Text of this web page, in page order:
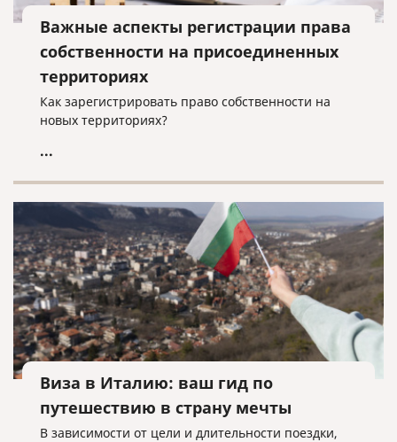
Важные аспекты регистрации права
собственности на присоединенных
территориях
Как зарегистрировать право собственности на
новых территориях?
...
Виза в Италию: ваш гид по
путешествию в страну мечты
В зависимости от цели и длительности поездки,